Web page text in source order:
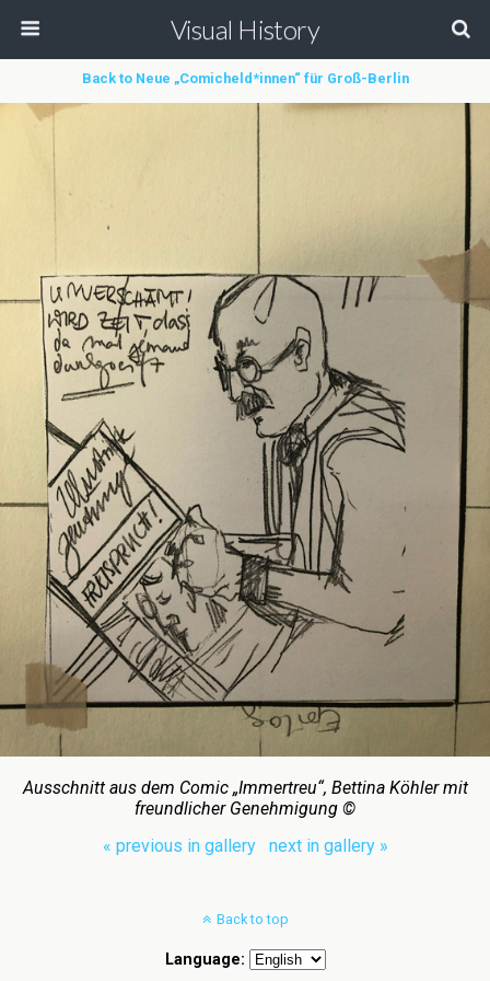
Visual History
Back to Neue „Comicheld*innen“ für Groß-Berlin
Ausschnitt aus dem Comic „Immertreu“, Bettina Köhler mit
freundlicher Genehmigung ©
« previous in gallery
next in gallery »
Back to top
Language: